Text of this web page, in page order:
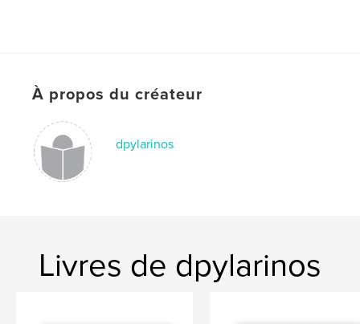
À propos du créateur
dpylarinos
Livres de dpylarinos